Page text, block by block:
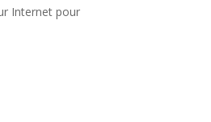
Internet pour